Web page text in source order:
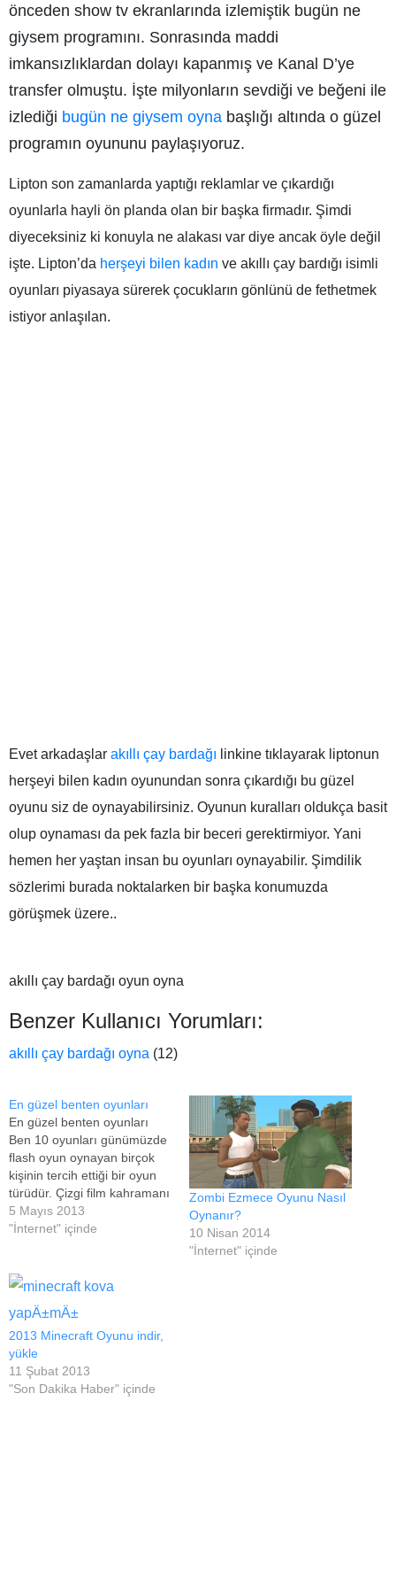
önceden show tv ekranlarında izlemiştik bugün ne
giysem programını. Sonrasında maddi
imkansızlıklardan dolayı kapanmış ve Kanal D’ye
transfer olmuştu. İşte milyonların sevdiği ve beğeni ile
izlediği bugün ne giysem oyna başlığı altında o güzel
programın oyununu paylaşıyoruz.
Lipton son zamanlarda yaptığı reklamlar ve çıkardığı
oyunlarla hayli ön planda olan bir başka firmadır. Şimdi
diyeceksiniz ki konuyla ne alakası var diye ancak öyle değil
işte. Lipton’da herşeyi bilen kadın ve akıllı çay bardığı isimli
oyunları piyasaya sürerek çocukların gönlünü de fethetmek
istiyor anlaşılan.
Evet arkadaşlar akıllı çay bardağı linkine tıklayarak liptonun
herşeyi bilen kadın oyunundan sonra çıkardığı bu güzel
oyunu siz de oynayabilirsiniz. Oyunun kuralları oldukça basit
olup oynaması da pek fazla bir beceri gerektirmiyor. Yani
hemen her yaştan insan bu oyunları oynayabilir. Şimdilik
sözlerimi burada noktalarken bir başka konumuzda
görüşmek üzere..
akıllı çay bardağı oyun oyna
Benzer Kullanıcı Yorumları:
akıllı çay bardağı oyna (12)
En güzel benten oyunları
En güzel benten oyunları
Ben 10 oyunları günümüzde
flash oyun oynayan birçok
kişinin tercih ettiği bir oyun
türüdür. Çizgi film kahramanı
olan Ben10 flash oyunlarıyla
da birçok oyun severin
oynanabildiği gibi, 2 kişilik
da mevcuttur. 2 kişilik ben 10
oyunları arkadaşlarınızla…
5 Mayıs 2013
"İnternet" içinde
Zombi Ezmece Oyunu Nasıl
Oynanır?
10 Nisan 2014
"İnternet" içinde
2013 Minecraft Oyunu indir,
yükle
11 Şubat 2013
"Son Dakika Haber" içinde